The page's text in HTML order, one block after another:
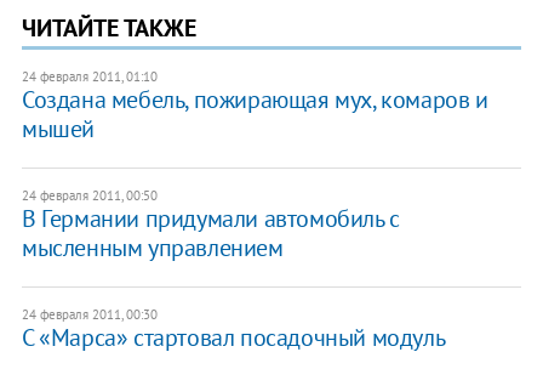
ЧИТАЙТЕ ТАКЖЕ
24 февраля 2011, 01:10
Создана мебель, пожирающая мух, комаров и
мышей
24 февраля 2011, 00:50
В Германии придумали автомобиль с
мысленным управлением
24 февраля 2011, 00:30
С «Марса» стартовал посадочный модуль